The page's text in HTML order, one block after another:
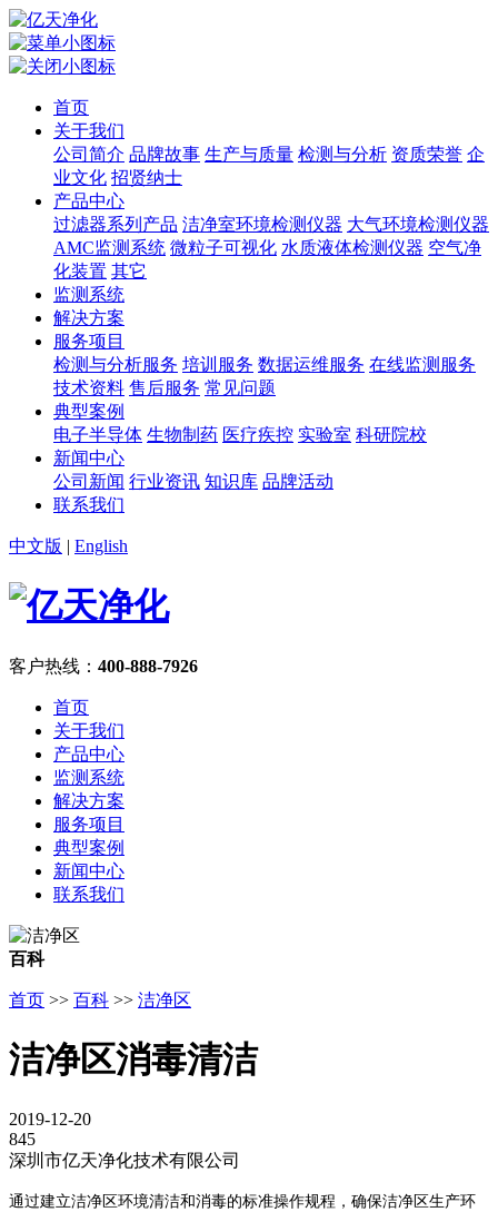
首页
关于我们
公司简介 品牌故事 生产与质量 检测与分析 资质荣誉 企
业文化 招贤纳士
产品中心
过滤器系列产品 洁净室环境检测仪器 大气环境检测仪器
AMC监测系统 微粒子可视化 水质液体检测仪器 空气净
化装置 其它
监测系统
解决方案
服务项目
检测与分析服务 培训服务 数据运维服务 在线监测服务
技术资料 售后服务 常见问题
典型案例
电子半导体 生物制药 医疗疾控 实验室 科研院校
新闻中心
公司新闻 行业资讯 知识库 品牌活动
联系我们
中文版 | English
客户热线： 400-888-7926
首页
关于我们
产品中心
监测系统
解决方案
服务项目
典型案例
新闻中心
联系我们
百科
首页 >> 百科 >> 洁净区
洁净区消毒清洁
2019-12-20
845
深圳市亿天净化技术有限公司
通过建立洁净区环境清洁和消毒的标准操作规程，确保洁净区生产环